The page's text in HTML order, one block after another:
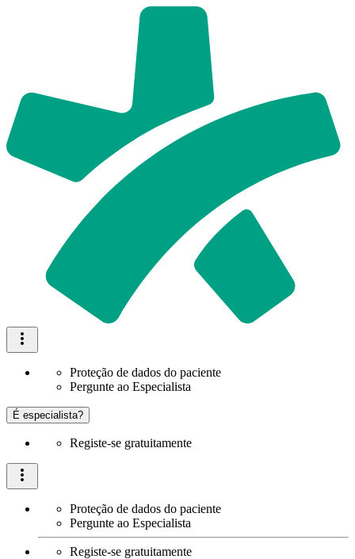
Proteção de dados do paciente
Pergunte ao Especialista
É especialista?
Registe-se gratuitamente
Proteção de dados do paciente
Pergunte ao Especialista
Registe-se gratuitamente